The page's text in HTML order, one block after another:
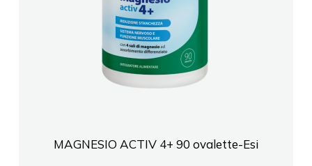
MAGNESIO ACTIV 4+ 90 ovalette-Esi